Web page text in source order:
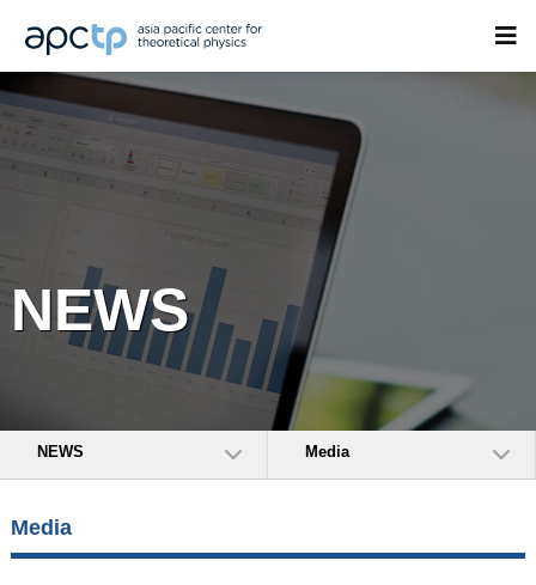
NEWS
NEWS Media
Media